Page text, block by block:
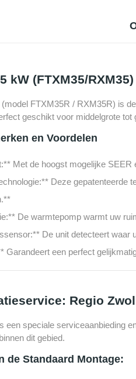
kW (FTXM35/
FTXM35R / RXM35R) is
geschikt voor middelgrote tot
en Voordelen
Met de hoogst mogelijke
Deze gepatenteerde
De warmtepomp warmt uw
De unit detecteert
Garandeert een perfect
Regio
een speciale serviceaanbieding
dit gebied.
de Standaard Montage: